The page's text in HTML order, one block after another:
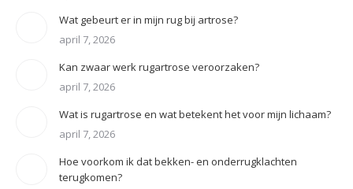
Wat gebeurt er in mijn rug bij artrose?
april 7, 2026
Kan zwaar werk rugartrose veroorzaken?
april 7, 2026
Wat is rugartrose en wat betekent het voor mijn lichaam?
april 7, 2026
Hoe voorkom ik dat bekken- en onderrugklachten
terugkomen?